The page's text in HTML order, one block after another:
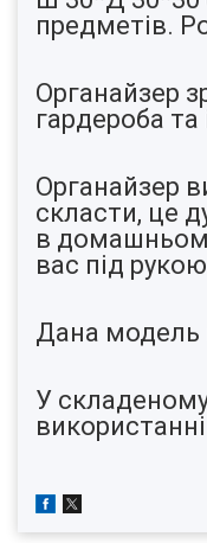
предметів.
Органайзер
гардероба
Органайзер
скласти, це
в
вас під
Дана модель
У